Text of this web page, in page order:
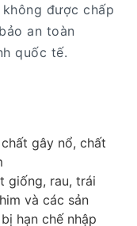
được chấp
an toàn
quốc tế.
gây nổ, chất
giống, rau, trái
và các sản
hạn chế nhập